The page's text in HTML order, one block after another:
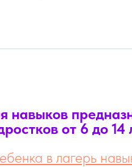
навыков
от 6 до 14
в лагерь